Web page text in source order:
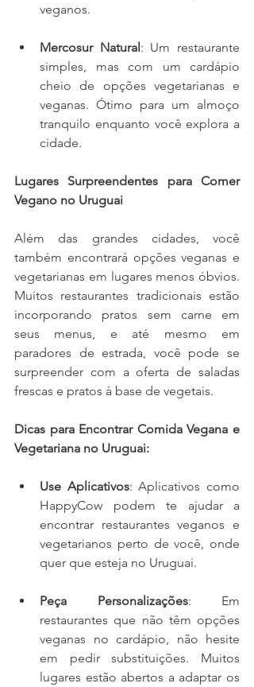
veganos.
Mercosur Natural: Um restaurante
simples, mas com um cardápio
cheio de opções vegetarianas e
veganas. Ótimo para um almoço
tranquilo enquanto você explora a
cidade.
Lugares Surpreendentes para Comer
Vegano no Uruguai
Além das grandes cidades, você
também encontrará opções veganas e
vegetarianas em lugares menos óbvios.
Muitos restaurantes tradicionais estão
incorporando pratos sem carne em
seus menus, e até mesmo em
paradores de estrada, você pode se
surpreender com a oferta de saladas
frescas e pratos à base de vegetais.
Dicas para Encontrar Comida Vegana e
Vegetariana no Uruguai:
Use Aplicativos: Aplicativos como
HappyCow podem te ajudar a
encontrar restaurantes veganos e
vegetarianos perto de você, onde
quer que esteja no Uruguai.
Peça Personalizações: Em
restaurantes que não têm opções
veganas no cardápio, não hesite
em pedir substituições. Muitos
lugares estão abertos a adaptar os